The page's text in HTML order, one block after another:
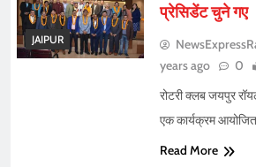
JAIPUR
प्रेसिडेंट चुने गए
years ago
0
रोटरी क्लब जयपुर
एक कार्यक्रम
Read More